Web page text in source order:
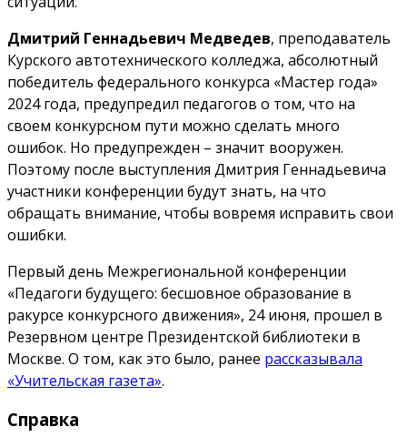
Дмитрий Геннадьевич Медведев, преподаватель
Курского автотехнического колледжа, абсолютный
победитель федерального конкурса «Мастер года»
2024 года, предупредил педагогов о том, что на
своем конкурсном пути можно сделать много
ошибок. Но предупрежден – значит вооружен.
Поэтому после выступления Дмитрия Геннадьевича
участники конференции будут знать, на что
обращать внимание, чтобы вовремя исправить свои
ошибки.
Первый день Межрегиональной конференции
«Педагоги будущего: бесшовное образование в
ракурсе конкурсного движения», 24 июня, прошел в
Резервном центре Президентской библиотеки в
Москве. О том, как это было, ранее рассказывала
«Учительская газета».
Справка